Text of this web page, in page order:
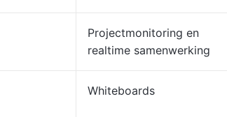
Projectmonitoring en
realtime samenwerking
Whiteboards